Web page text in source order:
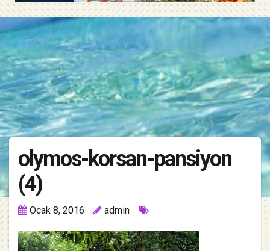
olymos-korsan-pansiyon
(4)
Ocak 8, 2016 admin